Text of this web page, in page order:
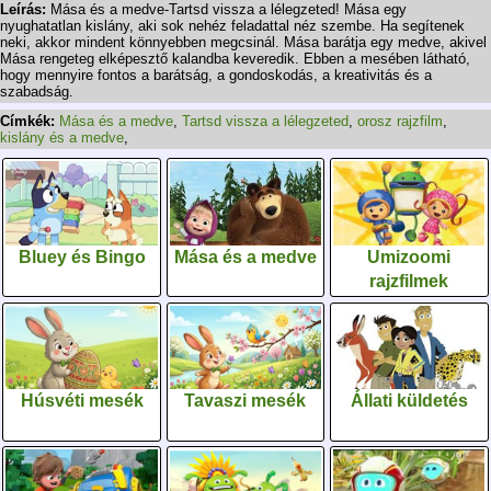
Leírás: Mása és a medve-Tartsd vissza a lélegzeted! Mása egy
nyughatatlan kislány, aki sok nehéz feladattal néz szembe. Ha segítenek
neki, akkor mindent könnyebben megcsinál. Mása barátja egy medve, akivel
Mása rengeteg elképesztő kalandba keveredik. Ebben a mesében látható,
hogy mennyire fontos a barátság, a gondoskodás, a kreativitás és a
szabadság.
Címkék: Mása és a medve, Tartsd vissza a lélegzeted, orosz rajzfilm,
kislány és a medve,
Bluey és Bingo Mása és a medve
Umizoomi
rajzfilmek
Húsvéti mesék Tavaszi mesék Állati küldetés